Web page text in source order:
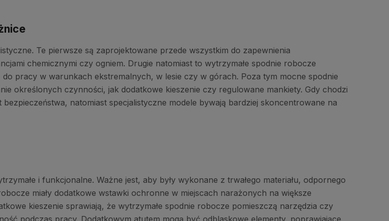
Te pierwsze są zaprojektowane przede wszystkim do zapewnienia
chemicznymi czy ogniem. Drugie natomiast to wytrzymałe spodnie robocze
pracy w warunkach ekstremalnych, w lesie czy w górach. Poza tym mocne spodnie
określonych czynności, jak dodatkowe kieszenie czy regulowane mankiety. Gdy chodzi
natomiast specjalistyczne modele bywają bardziej skoncentrowane na
i funkcjonalne. Ważne jest, aby były wykonane z trwałego materiału, odpornego
miały dodatkowe wstawki ochronne w miejscach narażonych na większe
kieszenie sprawiają, że wytrzymałe spodnie robocze pomieszczą narzędzia czy